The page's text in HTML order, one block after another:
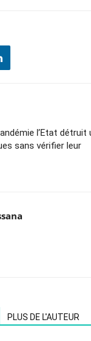
l’Etat détruit
sans vérifier leur
PLUS DE L'AUTEUR